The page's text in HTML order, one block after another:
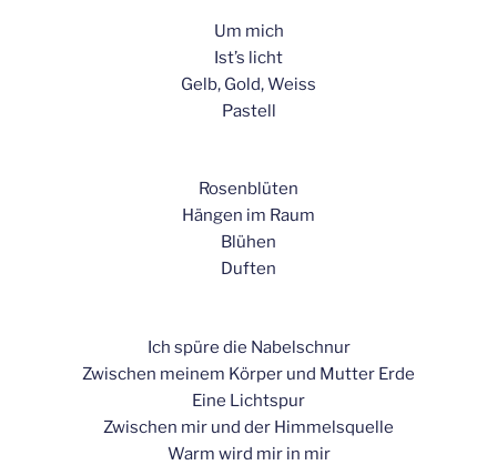
Um mich
Ist’s licht
Gelb, Gold, Weiss
Pastell
Rosenblüten
Hängen im Raum
Blühen
Duften
Ich spüre die Nabelschnur
Zwischen meinem Körper und Mutter Erde
Eine Lichtspur
Zwischen mir und der Himmelsquelle
Warm wird mir in mir